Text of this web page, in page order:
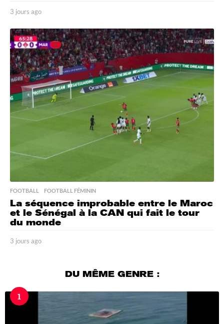
3 jours ago
o
u
r
s
a
g
o
FOOTBALL ,FOOTBALL FÉMININ
La séquence improbable entre le Maroc
et le Sénégal à la CAN qui fait le tour
du monde
3 jours ago
a
DU MÊME GENRE :
1